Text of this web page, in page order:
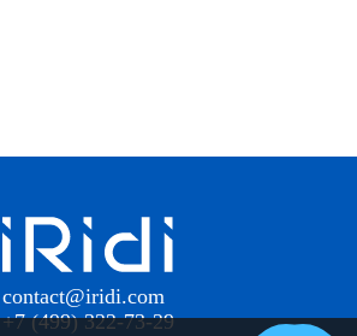
contact@iridi.com
+7 (499) 322-73-29